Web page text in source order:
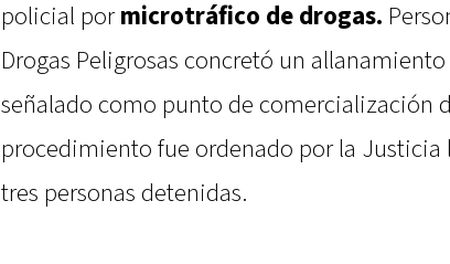
policial pormicrotráfico de drogas.
Drogas Peligrosas concretó un
señalado como punto de comercialización
procedimiento fue ordenado por la Justicia
tres personas detenidas.